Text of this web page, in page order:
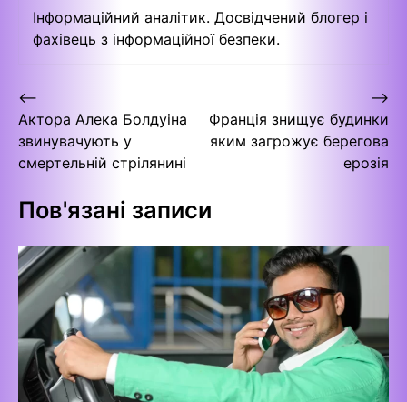
Інформаційний аналітик. Досвідчений блогер і
фахівець з інформаційної безпеки.
Навігація
записів
⟵
Актора Алека Болдуіна
звинувачують у
смертельній стрілянині
Франція знищує будинки
яким загрожує берегова
ерозія
⟶
Пов'язані записи